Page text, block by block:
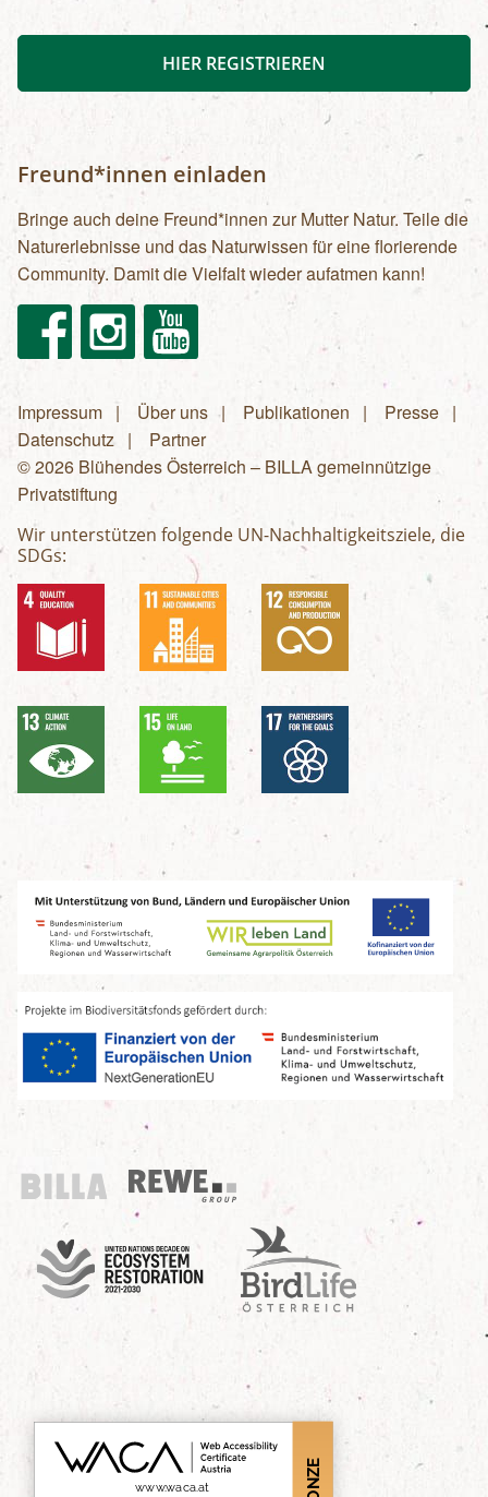
HIER REGISTRIEREN
Freund*innen einladen
Bringe auch deine Freund*innen zur Mutter Natur. Teile die
Naturerlebnisse und das Naturwissen für eine florierende
Community. Damit die Vielfalt wieder aufatmen kann!
FacebookInstagram Youtube
Fußzeilenmenü
Impressum Über uns Publikationen
Presse
Datenschutz
Partner
© 2026 Blühendes Österreich – BILLA gemeinnützige
Privatstiftung
Wir unterstützen folgende UN-Nachhaltigkeitsziele, die
SDGs:
Billa
REWE Group
UN Decade
Birdlife